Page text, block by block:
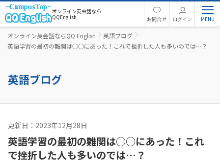
オンライン英会話なら
QQEnglish
お問合せ ログイン
オンライン英会話ならQQ English
英語ブログ
英語学習の最初の難関は○○にあった！これで挫折した人も多いのでは…？
英語ブログ
更新日：2023年12月28日
英語学習の最初の難関は○○にあった！これ
で挫折した人も多いのでは…？